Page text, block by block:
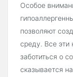
Особое
позволяют
среду. Все эти
заботиться о
сказывается